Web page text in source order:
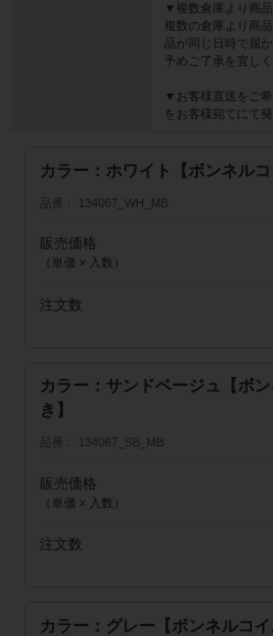
▼複数倉庫より商
複数の倉庫より商
品が同じ日時で届
予めご了承を宜し
▼お客様直送をご
をお客様宛てにて
カラー：ホワイト【ボンネルコ
品番 134067_WH_MB
販売価格
（単価 × 入数）
注文数
カラー：サンドベージュ【ボ
き】
品番 134067_SB_MB
販売価格
（単価 × 入数）
注文数
カラー：グレー【ボンネルコイ